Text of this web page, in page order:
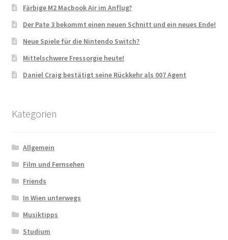
Färbige M2 Macbook Air im Anflug?
Der Pate 3 bekommt einen neuen Schnitt und ein neues Ende!
Neue Spiele für die Nintendo Switch?
Mittelschwere Fressorgie heute!
Daniel Craig bestätigt seine Rückkehr als 007 Agent
Kategorien
Allgemein
Film und Fernsehen
Friends
In Wien unterwegs
Musiktipps
Studium